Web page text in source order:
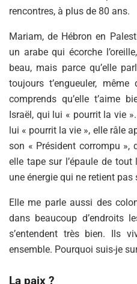
rencontres, à plus de 80 ans.
Mariam, de Hébron en
un arabe qui écorche
beau, mais parce qu’elle
toujours t’engueuler,
comprends qu’elle t’aime
Israël, qui lui « pourrit la vie
lui « pourrit la vie », elle râle
son « Président corrompu
elle tape sur l’épaule de
une énergie qui ne retient pas
Elle me parle aussi des
dans beaucoup d’endroits
s’entendent très bien. Ils
ensemble. Pourquoi suis-je
La paix ?